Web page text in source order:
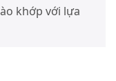
khớp với lựa